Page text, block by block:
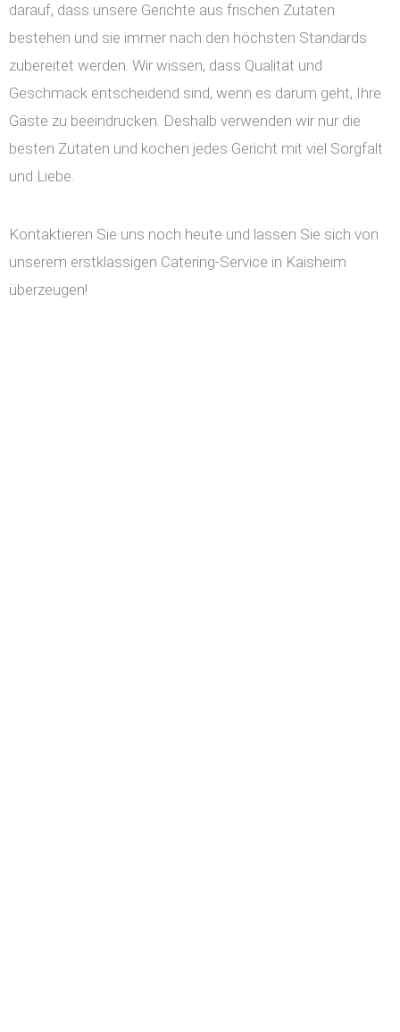
darauf, dass unsere Gerichte aus frischen Zutaten
bestehen und sie immer nach den höchsten Standards
zubereitet werden. Wir wissen, dass Qualität und
Geschmack entscheidend sind, wenn es darum geht, Ihre
Gäste zu beeindrucken. Deshalb verwenden wir nur die
besten Zutaten und kochen jedes Gericht mit viel Sorgfalt
und Liebe.
Kontaktieren Sie uns noch heute und lassen Sie sich von
unserem erstklassigen Catering-Service in Kaisheim
überzeugen!